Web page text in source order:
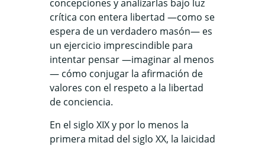
concepciones y analizarlas bajo luz
crítica con entera libertad —como se
espera de un verdadero masón— es
un ejercicio imprescindible para
intentar pensar —imaginar al menos
— cómo conjugar la afirmación de
valores con el respeto a la libertad
de conciencia.
En el siglo XIX y por lo menos la
primera mitad del siglo XX, la laicidad